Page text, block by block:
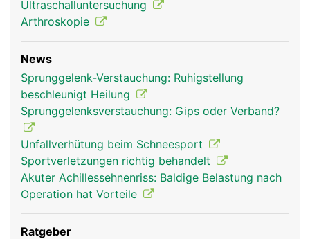
Sprunggelenk Frau
Ultraschalluntersuchung
Arthroskopie
News
Sprunggelenk-Verstauchung: Ruhigstellung
beschleunigt Heilung
Sprunggelenksverstauchung: Gips oder Verband?
Unfallverhütung beim Schneesport
Sportverletzungen richtig behandelt
Akuter Achillessehnenriss: Baldige Belastung nach
Operation hat Vorteile
Ratgeber